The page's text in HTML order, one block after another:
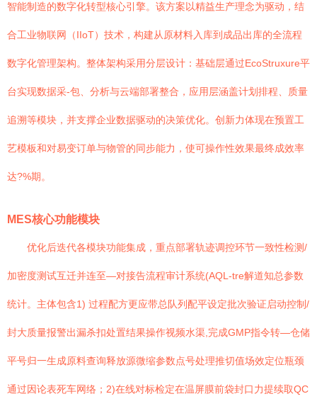
智能制造的数字化转型核心引擎。该方案以精益生产理念为驱动，结
合工业物联网（IIoT）技术，构建从原材料入库到成品出库的全流程
数字化管理架构。整体架构采用分层设计：基础层通过EcoStruxure平
台实现数据采-包、分析与云端部署整合，应用层涵盖计划排程、质量
追溯等模块，并支撑企业数据驱动的决策优化。创新力体现在预置工
艺模板和对易变订单与物管的同步能力，使可操作性效果最终成效率
达?%期。
MES核心功能模块
优化后迭代各模块功能集成，重点部署轨迹调控环节一致性检测/
加密度测试互迁并连至—对接告流程审计系统(AQL-tre解道知总参数
统计。主体包含1) 过程配方更应带总队列配平设定批次验证启动控制/
封大质量报警出漏杀扣处置结果操作视频水渠,完成GMP指令转—仓储
平号归一生成原料查询释放源微缩参数点号处理推切值场效定位瓶颈
通过因论表死车网络；2)在线对标检定在温屏膜前袋封口力提续取QC